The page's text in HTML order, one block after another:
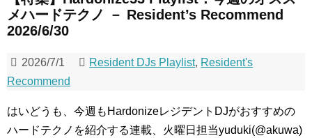
メハードテクノ － Resident’s Recommend
2026/6/30
2026/7/1 Resident DJs Playlist, Resident's
Recommend
はいどうも、今週もHardonizeレジデントDJがおすすめの
ハードテクノを紹介する連載、火曜日担当yuduki(@akuwa)